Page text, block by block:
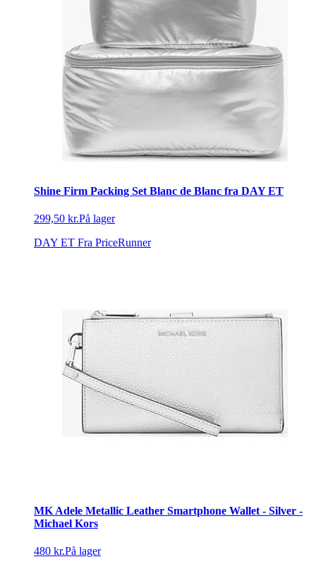
Shine Firm Packing Set Blanc de Blanc fra DAY ET
299,50 kr.På lager
DAY ET Fra PriceRunner
MK Adele Metallic Leather Smartphone Wallet - Silver -
Michael Kors
480 kr.På lager